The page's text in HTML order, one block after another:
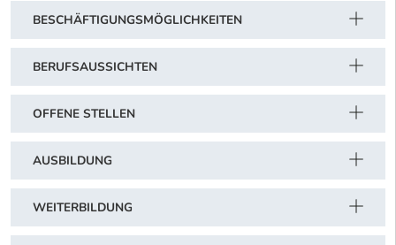
BESCHÄFTIGUNGSMÖGLICHKEITEN
BERUFSAUSSICHTEN
OFFENE STELLEN
AUSBILDUNG
WEITERBILDUNG